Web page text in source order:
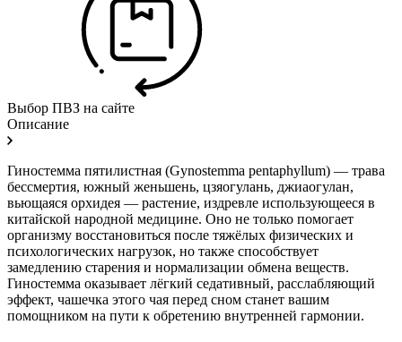
Выбор ПВЗ на сайте
Описание
Гиностемма пятилистная (Gynostemma pentaphyllum) — трава
бессмертия, южный женьшень, цзяогулань, джиаогулан,
вьющаяся орхидея — растение, издревле использующееся в
китайской народной медицине. Оно не только помогает
организму восстановиться после тяжёлых физических и
психологических нагрузок, но также способствует
замедлению старения и нормализации обмена веществ.
Гиностемма оказывает лёгкий седативный, расслабляющий
эффект, чашечка этого чая перед сном станет вашим
помощником на пути к обретению внутренней гармонии.